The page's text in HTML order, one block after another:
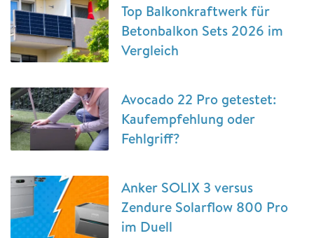
Top Balkonkraftwerk für
Betonbalkon Sets 2026 im
Vergleich
Avocado 22 Pro getestet:
Kaufempfehlung oder
Fehlgriff?
Anker SOLIX 3 versus
Zendure Solarflow 800 Pro
im Duell